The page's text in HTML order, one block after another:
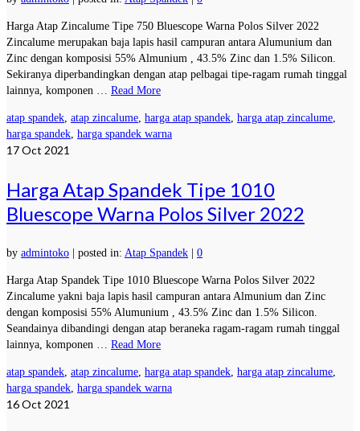
Harga Atap Zincalume Tipe 750 Bluescope Warna Polos Silver 2022
Zincalume merupakan baja lapis hasil campuran antara Alumunium dan
Zinc dengan komposisi 55% Almunium , 43.5% Zinc dan 1.5% Silicon.
Sekiranya diperbandingkan dengan atap pelbagai tipe-ragam rumah tinggal
lainnya, komponen … Read More
atap spandek, atap zincalume, harga atap spandek, harga atap zincalume,
harga spandek, harga spandek warna
17Oct 2021
Harga Atap Spandek Tipe 1010
Bluescope Warna Polos Silver 2022
by admintoko posted in: Atap Spandek 0
Harga Atap Spandek Tipe 1010 Bluescope Warna Polos Silver 2022
Zincalume yakni baja lapis hasil campuran antara Almunium dan Zinc
dengan komposisi 55% Alumunium , 43.5% Zinc dan 1.5% Silicon.
Seandainya dibandingi dengan atap beraneka ragam-ragam rumah tinggal
lainnya, komponen … Read More
atap spandek, atap zincalume, harga atap spandek, harga atap zincalume,
harga spandek, harga spandek warna
16Oct 2021